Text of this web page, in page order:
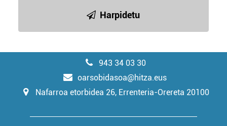
Harpidetu
943 34 03 30
oarsobidasoa@hitza.eus
Nafarroa etorbidea 26, Errenteria-Orereta 20100